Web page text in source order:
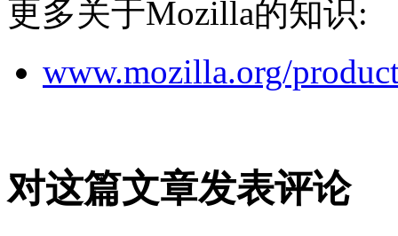
更多关于Mozilla的知识:
www.mozilla.org/
对这篇文章发表评论